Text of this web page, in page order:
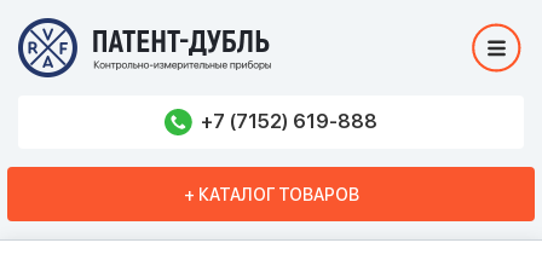
+7 (7152) 619-888
+ КАТАЛОГ ТОВАРОВ